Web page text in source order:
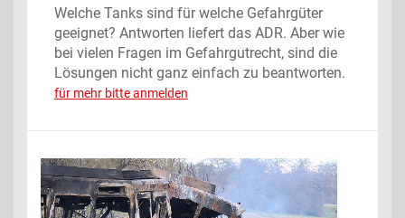
Welche Tanks sind für welche Gefahrgüter
geeignet? Antworten liefert das ADR. Aber wie
bei vielen Fragen im Gefahrgutrecht, sind die
Lösungen nicht ganz einfach zu beantworten.
für mehr bitte anmelden